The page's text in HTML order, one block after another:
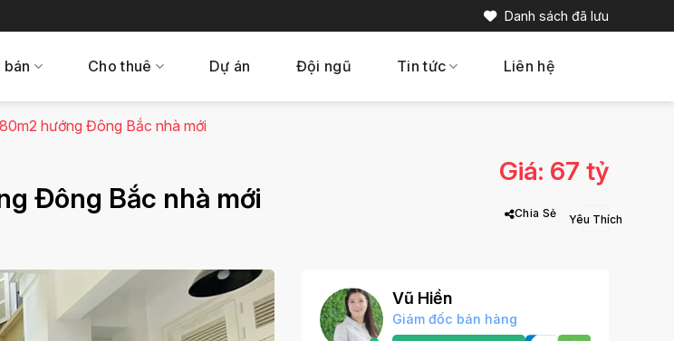
Danh sách đã lưu
bán Cho thuê Dự án Đội ngũ Tin tức Liên hệ
hướng Đông Bắc nhà mới
Đông Bắc nhà mới
Giá: 67 tỷ
Chia Sẻ
Vũ Hiền
Giám đốc bán hàng